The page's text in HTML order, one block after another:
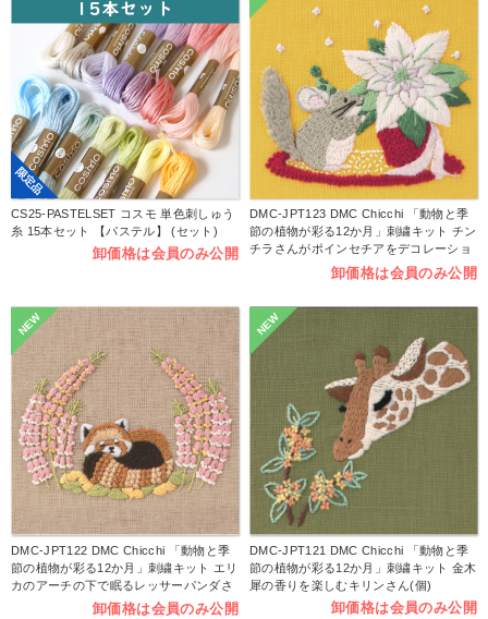
限定品
CS25-PASTELSET コスモ 単色刺しゅう
糸 15本セット 【パステル】 (セット)
卸価格は会員のみ公開
DMC-JPT123 DMC Chicchi 「動物と季
節の植物が彩る12か月」刺繍キット チン
チラさんがポインセチアをデコレーショ
卸価格は会員のみ公開
NEW
DMC-JPT122 DMC Chicchi 「動物と季
節の植物が彩る12か月」刺繍キット エリ
カのアーチの下で眠るレッサーパンダさ
卸価格は会員のみ公開
NEW
DMC-JPT121 DMC Chicchi 「動物と季
節の植物が彩る12か月」刺繍キット 金木
犀の香りを楽しむキリンさん(個)
卸価格は会員のみ公開